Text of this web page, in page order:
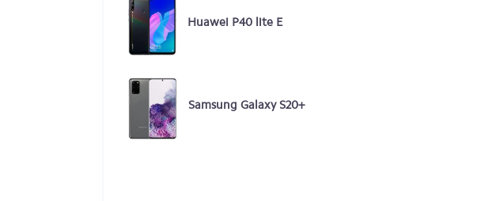
Huawei P40 lite E
Samsung Galaxy S20+